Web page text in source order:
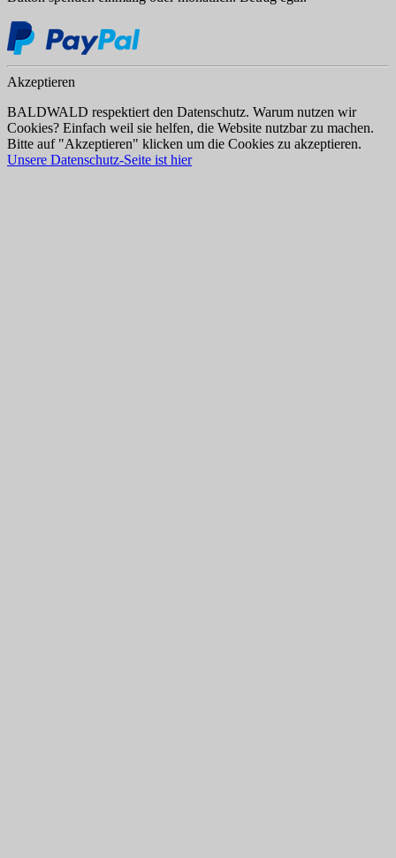
Akzeptieren
BALDWALD respektiert den Datenschutz. Warum nutzen wir
Cookies? Einfach weil sie helfen, die Website nutzbar zu machen.
Bitte auf "Akzeptieren" klicken um die Cookies zu akzeptieren.
Unsere Datenschutz-Seite ist hier